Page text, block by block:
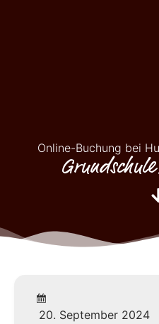
Online-Buchung bei
20. September 2024